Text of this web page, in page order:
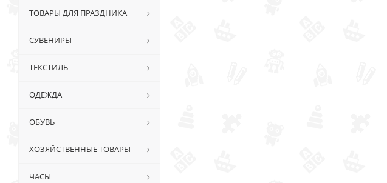
ТОВАРЫ ДЛЯ ПРАЗДНИКА
СУВЕНИРЫ
ТЕКСТИЛЬ
ОДЕЖДА
ОБУВЬ
ХОЗЯЙСТВЕННЫЕ ТОВАРЫ
ЧАСЫ